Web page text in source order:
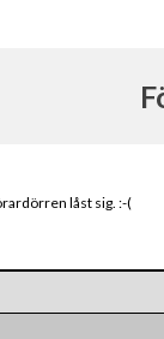
låst sig. :-(